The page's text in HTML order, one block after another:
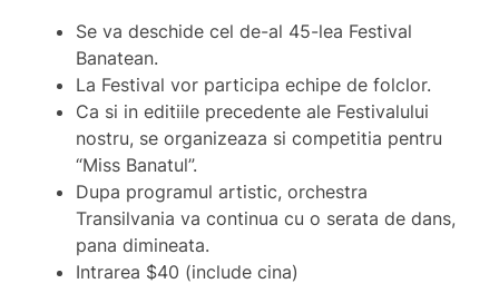
Se va deschide cel de-al 45-lea Festival
Banatean.
La Festival vor participa echipe de folclor.
Ca si in editiile precedente ale Festivalului
nostru, se organizeaza si competitia pentru
“Miss Banatul”.
Dupa programul artistic, orchestra
Transilvania va continua cu o serata de dans,
pana dimineata.
Intrarea $40 (include cina)